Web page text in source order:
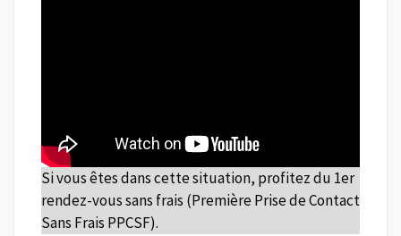
Si vous êtes dans cette situation, profitez du 1er
rendez-vous sans frais (Première Prise de Contact
Sans Frais PPCSF).